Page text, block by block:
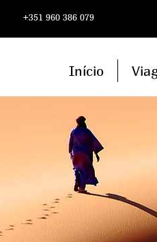
+351 960 386 079
Início